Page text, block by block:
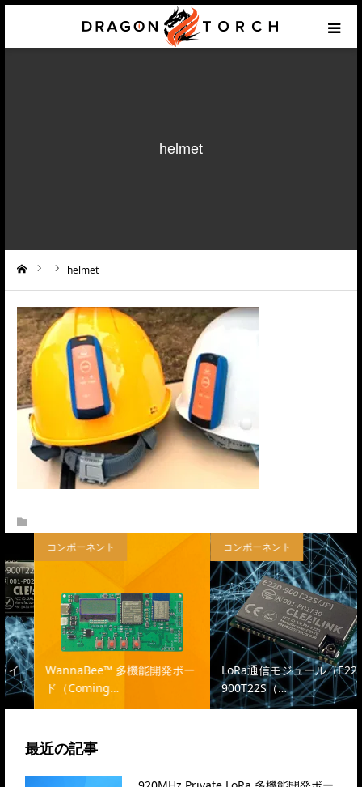
helmet
helmet
コンポーネント
WannaBee™ 多機能開発ボー
ド（Coming…
コンポーネント
LoRa通信モジュール（E220-
900T22S（…
最近の記事
Support
Contact
What’s DRAGON TORCH